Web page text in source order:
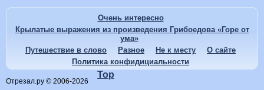
Очень интересно
Крылатые выражения из произведения Грибоедова «Горе от
ума»
Путешествие в слово
Разное Не к месту
О сайте
Политика конфидициальности
Отрезал.ру © 2006-2026
Top